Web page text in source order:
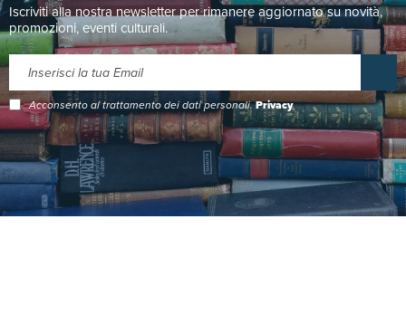
Iscriviti alla nostra newsletter per rimanere aggiornato su novità,
promozioni, eventi culturali.
Acconsento al trattamento dei dati personali.Privacy